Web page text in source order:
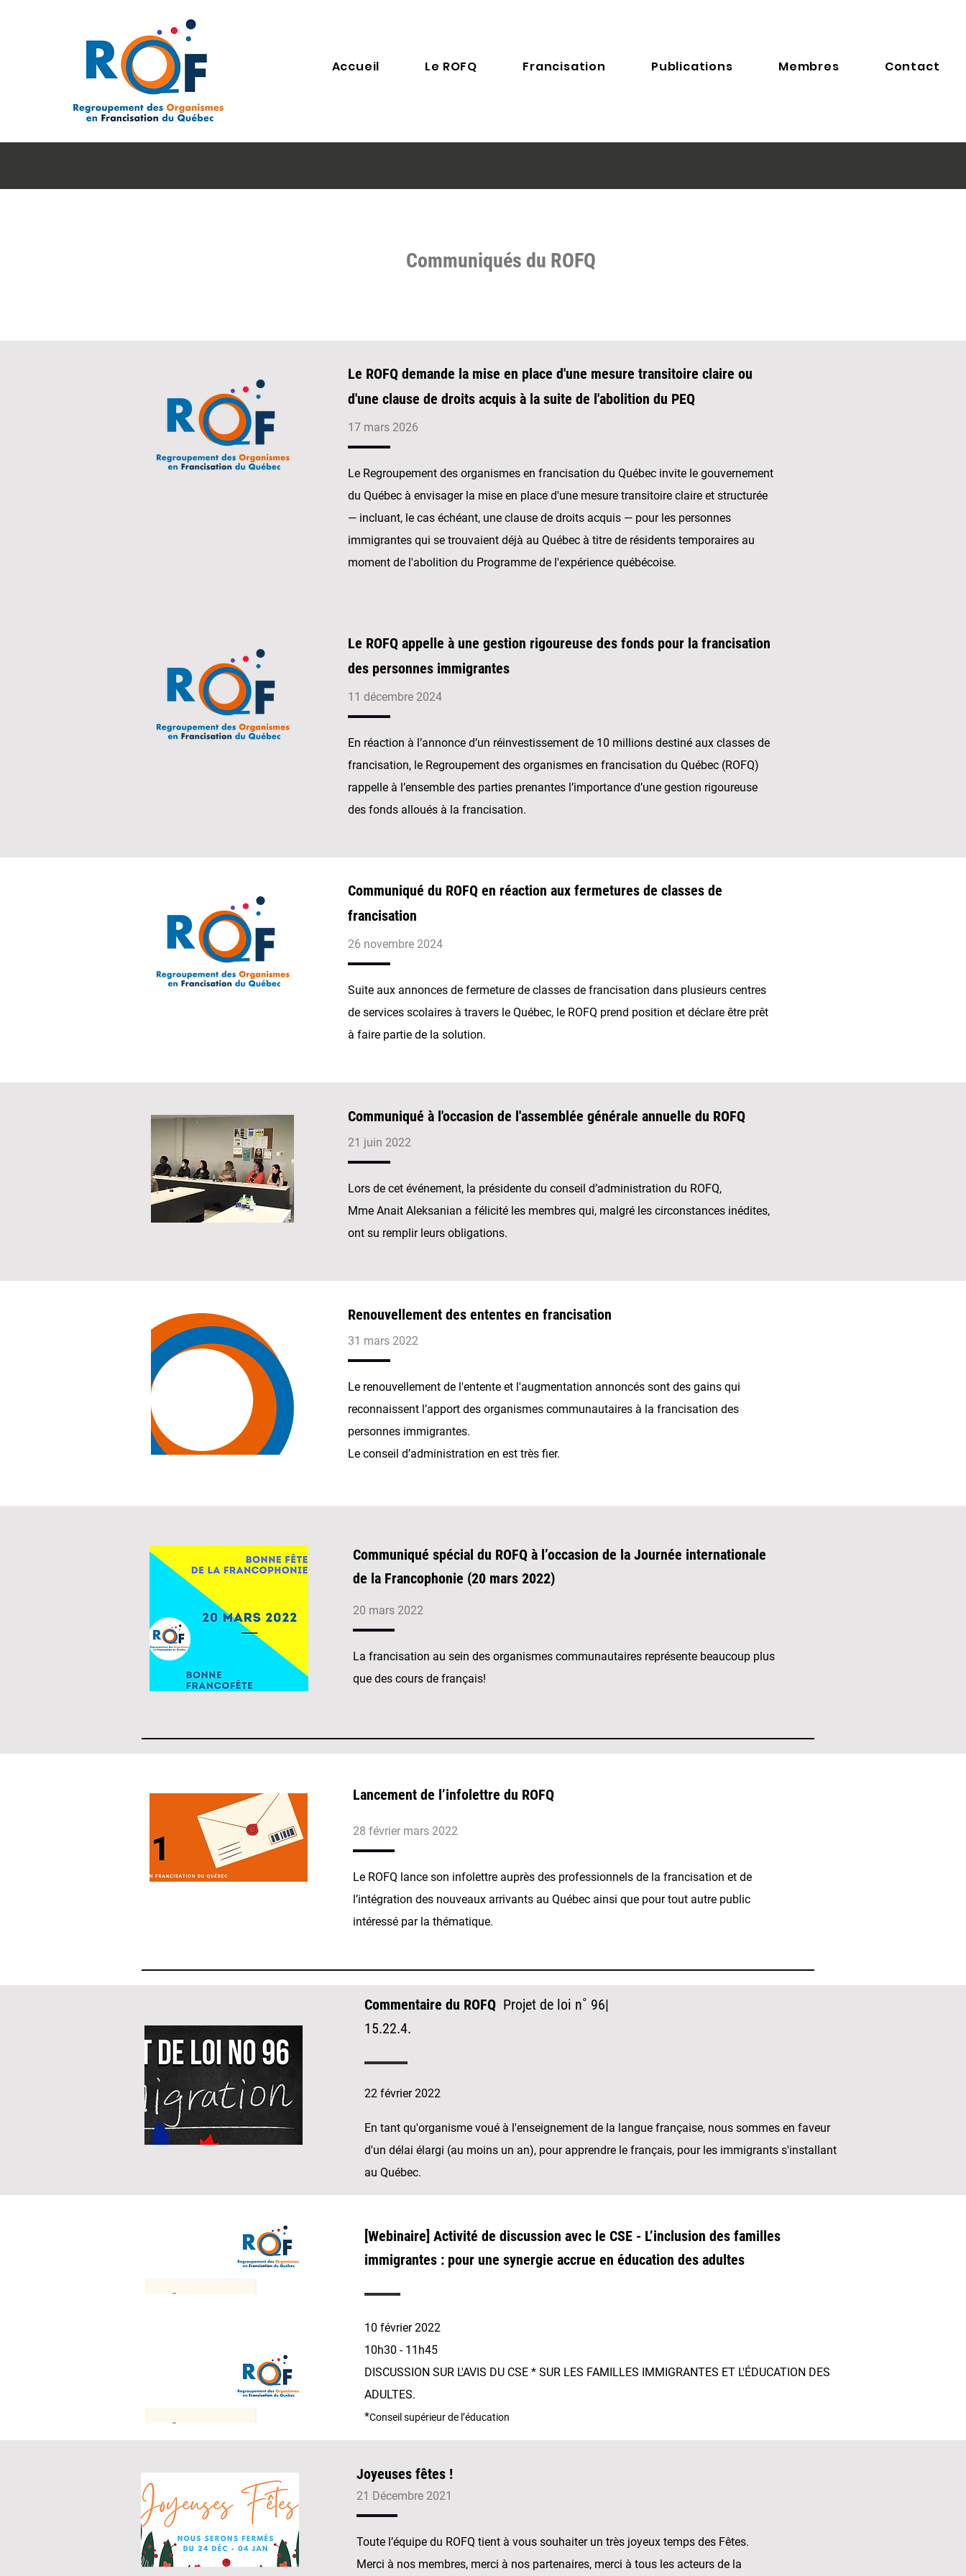
Accueil Le ROFQ Francisation Publications Membres Contact
Communiqués du ROFQ
Le ROFQ demande la mise en place d'une mesure transitoire claire ou
d'une clause de droits acquis à la suite de l'abolition du PEQ
17 mars 2026
Le Regroupement des organismes en francisation du Québec invite le gouvernement
du Québec à envisager la mise en place d'une mesure transitoire claire et structurée
— incluant, le cas échéant, une clause de droits acquis — pour les personnes
immigrantes qui se trouvaient déjà au Québec à titre de résidents temporaires au
moment de l'abolition du Programme de l'expérience québécoise.
Le ROFQ appelle à une gestion rigoureuse des fonds pour la francisation
des personnes immigrantes
11 décembre 2024
En réaction à l’annonce d’un réinvestissement de 10 millions destiné aux classes de
francisation, le Regroupement des organismes en francisation du Québec (ROFQ)
rappelle à l’ensemble des parties prenantes l’importance d’une gestion rigoureuse
des fonds alloués à la francisation.
Communiqué du ROFQ en réaction aux fermetures de classes de
francisation
26 novembre 2024
Suite aux annonces de fermeture de classes de francisation dans plusieurs centres
de services scolaires à travers le Québec, le ROFQ prend position et déclare être prêt
à faire partie de la solution.
Communiqué à l'occasion de l'assemblée générale annuelle du ROFQ
21 juin 2022
Lors de cet événement, la présidente du conseil d’administration du ROFQ,
Mme Anait Aleksanian a félicité les membres qui, malgré les circonstances inédites,
ont su remplir leurs obligations.
Renouvellement des ententes en francisation
31 mars 2022
Le renouvellement de l'entente et l'augmentation annoncés sont des gains qui
reconnaissent l’apport des organismes communautaires à la francisation des
personnes immigrantes.
Le conseil d’administration en est très fier.
Communiqué spécial du ROFQ à l’occasion de la Journée internationale
de la Francophonie (20 mars 2022)
20 mars 2022
La francisation au sein des organismes communautaires représente beaucoup plus
que des cours de français!
Lancement de l’infolettre du ROFQ
28 février mars 2022
Le ROFQ lance son infolettre auprès des professionnels de la francisation et de
l’intégration des nouveaux arrivants au Québec ainsi que pour tout autre public
intéressé par la thématique.
Commentaire du ROFQ Projet de loi n˚ 96|
15.22.4.
22 février 2022
En tant qu'organisme voué à l'enseignement de la langue française, nous sommes en faveur
d'un délai élargi (au moins un an), pour apprendre le français, pour les immigrants s'installant
au Québec.
[Webinaire] Activité de discussion avec le CSE - L’inclusion des familles
immigrantes : pour une synergie accrue en éducation des adultes
10 février 2022
10h30 - 11h45
DISCUSSION SUR L'AVIS DU ​CSE * SUR LES FAMILLES IMMIGRANTES ET L'ÉDUCATION DES
ADULTES.
*Conseil supérieur de l’éducation
Joyeuses fêtes !
21 Décembre 2021
Toute l’équipe du ROFQ tient à vous souhaiter un très joyeux temps des Fêtes.
Merci à nos membres, merci à nos partenaires, merci à tous les acteurs de la